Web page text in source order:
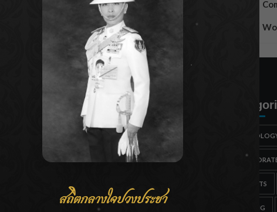
กรมชลฯ รับฟังประชาชน ติดตามแก้ปัญหาโครงการประตู
ลาโลกนี้ ให้ใส่บาตรสิ่งนั้นไว้ตอนยังมีชีวิต”
ESPORTS
GAMING